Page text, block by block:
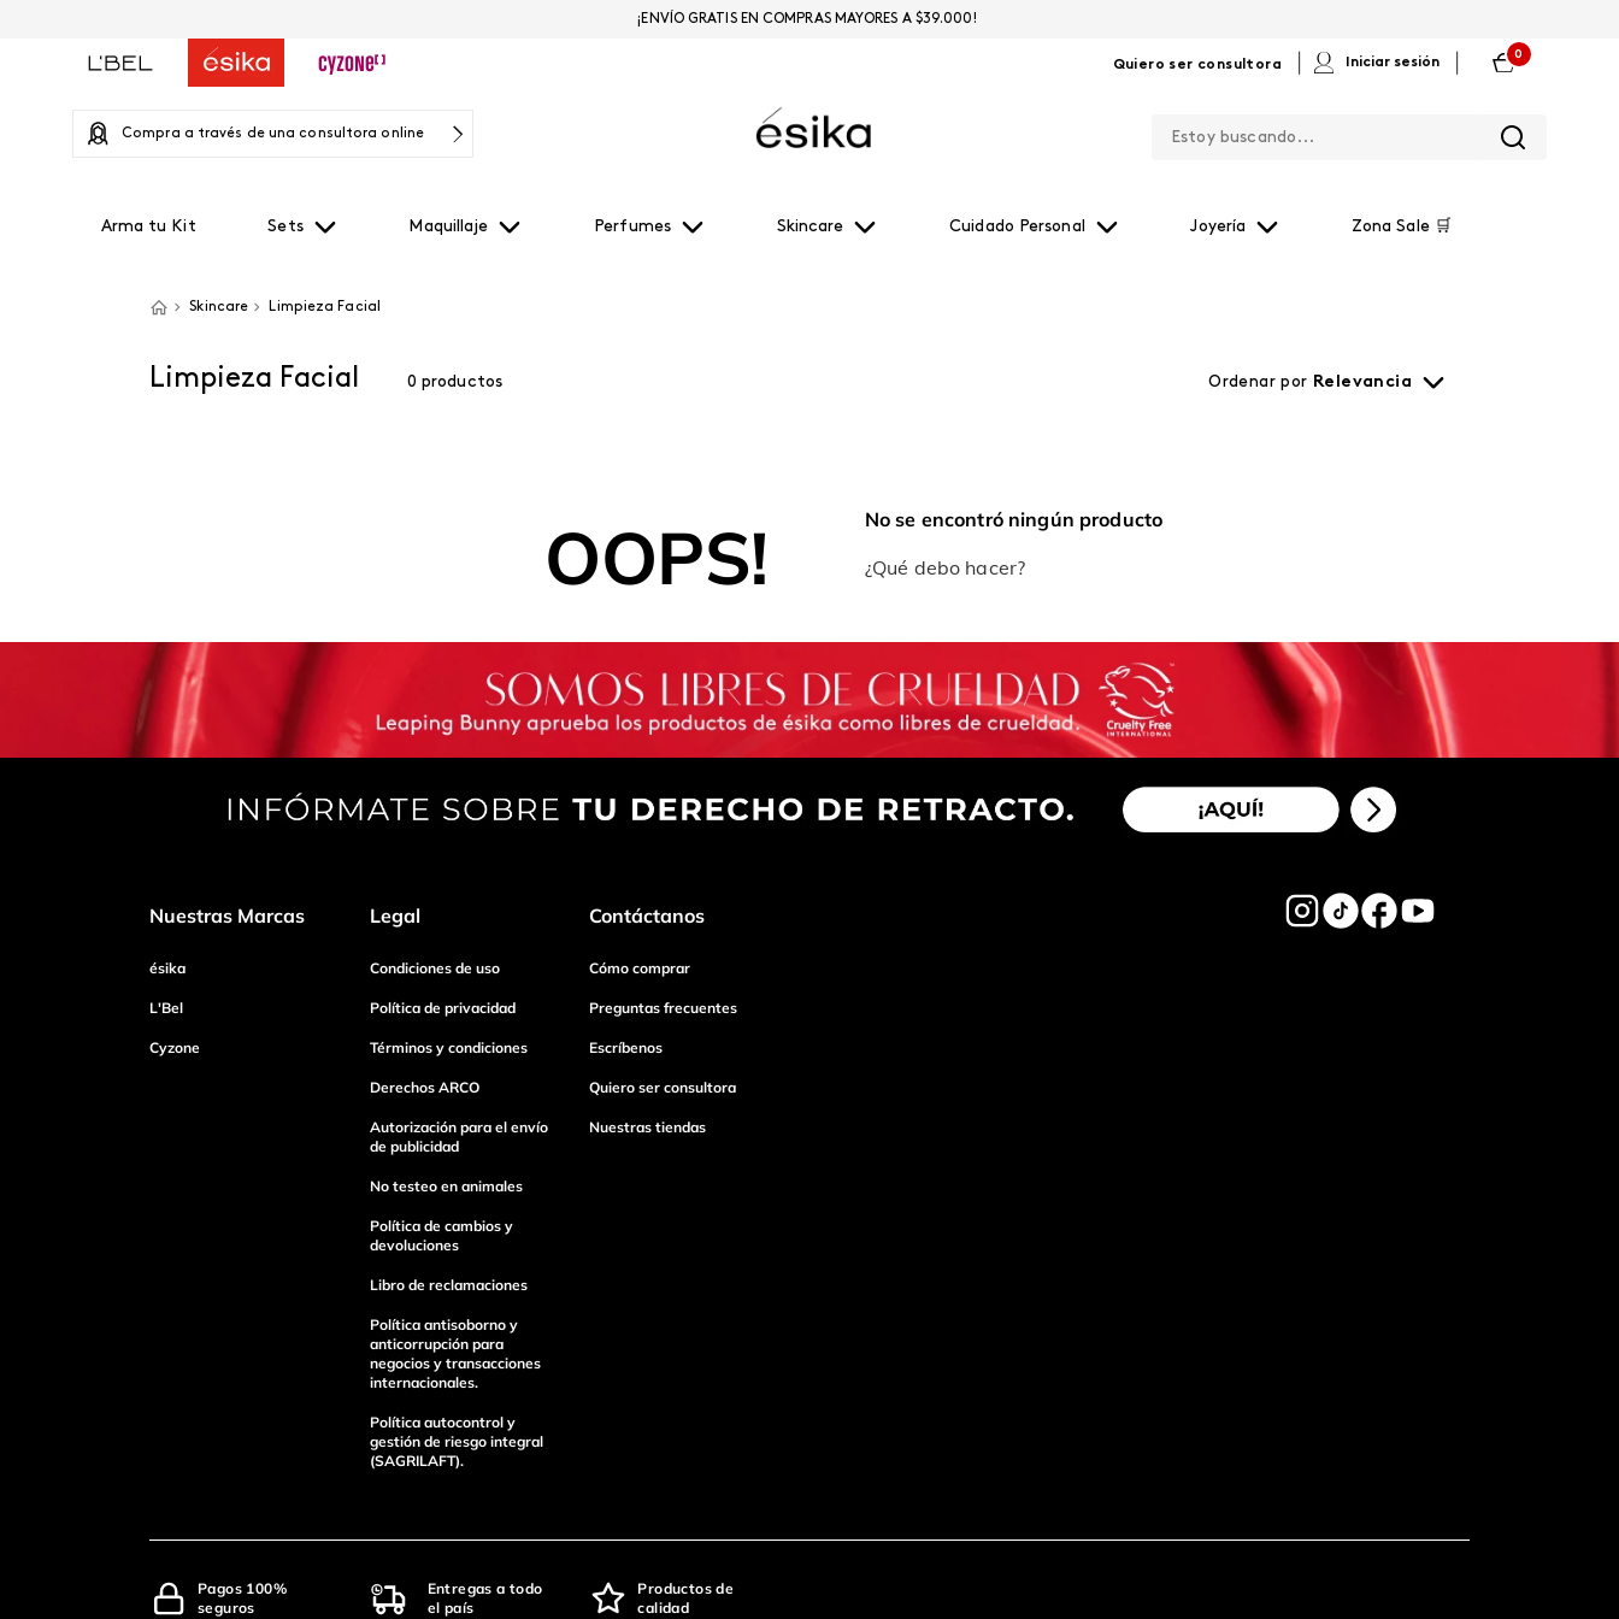
Quiero ser consultora Iniciar sesión
0
Compra a través de una consultora online
Arma tu Kit Sets Maquillaje Perfumes Skincare Cuidado Personal Joyería Zona Sale 🛒
¡ENVÍO GRATIS EN COMPRAS MAYORES A $39.000!
Skincare Limpieza Facial
Limpieza Facial 0 productos Ordenar por Relevancia
OOPS!
No se encontró ningún producto
¿Qué debo hacer?
Nuestras Marcas
ésika
L'Bel
Cyzone
Legal
Condiciones de uso
Política de privacidad
Términos y condiciones
Derechos ARCO
Autorización para el envío
de publicidad
No testeo en animales
Política de cambios y
devoluciones
Libro de reclamaciones
Política antisoborno y
anticorrupción para
negocios y transacciones
internacionales.
Política autocontrol y
gestión de riesgo integral
(SAGRILAFT).
Contáctanos
Cómo comprar
Preguntas frecuentes
Escríbenos
Quiero ser consultora
Nuestras tiendas
Pagos 100%
seguros
Entregas a todo
el país
Productos de
calidad